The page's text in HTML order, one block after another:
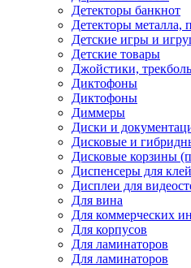
Детекторы банкнот
Детекторы металла,
Детские игры и
Детские товары
Джойстики,
Диктофоны
Диктофоны
Диммеры
Диски и
Дисковые и
Дисковые корзины
Диспенсеры для
Дисплеи для
Для вина
Для коммерческих
Для корпусов
Для ламинаторов
Для ламинаторов